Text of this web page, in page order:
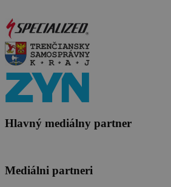
Hlavný mediálny partner
Mediálni partneri